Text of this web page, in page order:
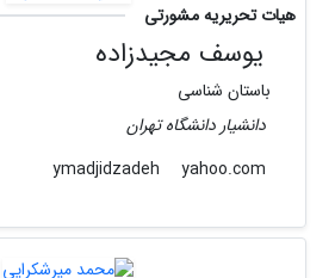
هیات تحریریه مشورتی
یوسف مجیدزاده
باستان شناسی
دانشیار دانشگاه تهران
yahoo.com